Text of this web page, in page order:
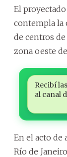
El
contempla la
de centros
zona oeste
Recibí
al canal
En el acto de
Río de